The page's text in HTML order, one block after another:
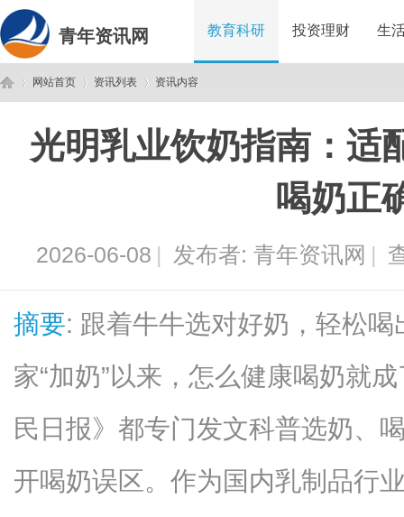
青年资讯网 教育科研 投资理财 生
网站首页
›
资讯列表
›
资讯内容
光明乳业饮奶指南：适
喝奶正
2026-06-08 | 发布者: 青年资讯网 |
摘要: 跟着牛牛选对好奶，轻松
家“加奶”以来，怎么健康喝奶就
民日报》都专门发文科普选奶、
开喝奶误区。作为国内乳制品行